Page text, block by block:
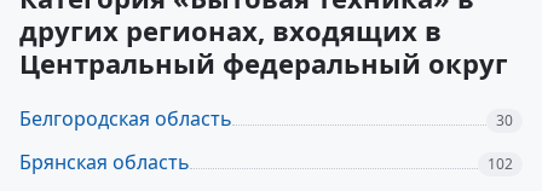
других регионах, входящих в
Центральный федеральный округ
Белгородская область 30
Брянская область 102